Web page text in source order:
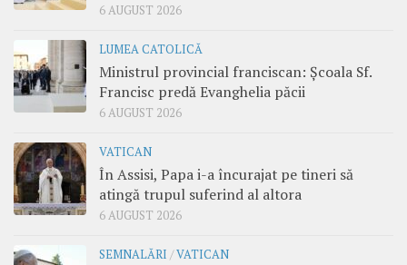
6 AUGUST 2026
LUMEA CATOLICĂ
Ministrul provincial franciscan: Școala Sf.
Francisc predă Evanghelia păcii
6 AUGUST 2026
VATICAN
În Assisi, Papa i-a încurajat pe tineri să
atingă trupul suferind al altora
6 AUGUST 2026
SEMNALĂRI /VATICAN